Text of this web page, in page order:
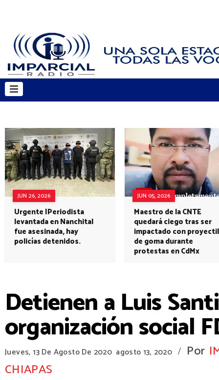
JUN 26, 2026
Urgente |Periodista
levantada en Nanchital
fue asesinada, hay
policías detenidos.
JUN 05, 2026
Maestro de la CNTE
quedará ciego tras ser
impactado con proyectil
de goma durante
protestas en CdMx
Detienen a Luis
organización social
Jueves, 13 De Agosto De 2020 agosto 13, 2020 / Por
CHIAPAS